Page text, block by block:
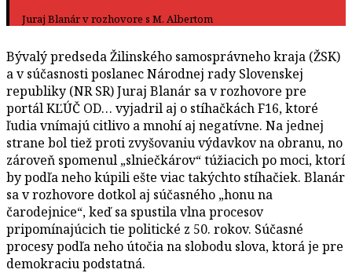
Juraj Blanár v rozhovore s M. Albertom
Bývalý predseda Žilinského samosprávneho kraja (ŽSK)
a v súčasnosti poslanec Národnej rady Slovenskej
republiky (NR SR) Juraj Blanár sa v rozhovore pre
portál KĽÚČ OD… vyjadril aj o stíhačkách F16, ktoré
ľudia vnímajú citlivo a mnohí aj negatívne. Na jednej
strane bol tiež proti zvyšovaniu výdavkov na obranu, no
zároveň spomenul „slniečkárov“ túžiacich po moci, ktorí
by podľa neho kúpili ešte viac takýchto stíhačiek. Blanár
sa v rozhovore dotkol aj súčasného „honu na
čarodejnice“, keď sa spustila vlna procesov
pripomínajúcich tie politické z 50. rokov. Súčasné
procesy podľa neho útočia na slobodu slova, ktorá je pre
demokraciu podstatná.